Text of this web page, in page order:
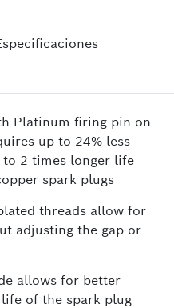
Platinum firing pin on
up to 24% less
2 times longer life
spark plugs
threads allow for
adjusting the gap or
allows for better
of the spark plug